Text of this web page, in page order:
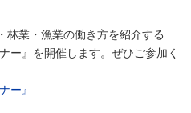
林業・漁業の働き方を紹介する
ー』を開催します。ぜひご参加く
ー』